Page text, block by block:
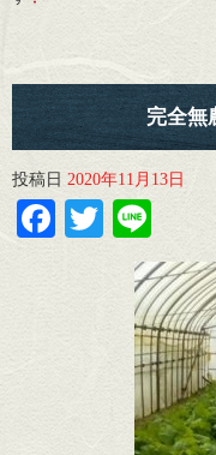
完全無
投稿日 2020年11月13日
Facebook
Twitter